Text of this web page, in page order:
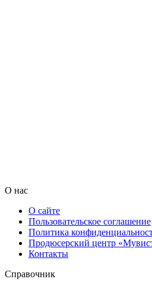
О нас
О сайте
Пользовательское соглашение
Политика
Продюсерский центр
Контакты
Справочник